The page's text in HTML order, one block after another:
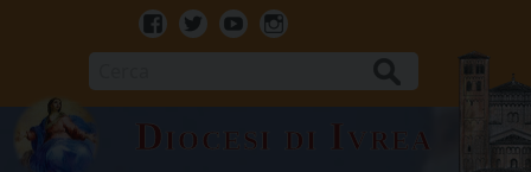
Facebook
TwitterYoutubeInstagram
Diocesi di Ivrea